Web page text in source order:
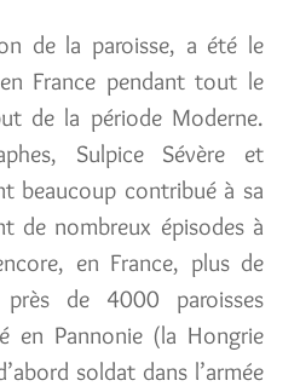
de la paroisse, a été le
France pendant tout le
de la période Moderne.
Sulpice Sévère et
beaucoup contribué à sa
de nombreux épisodes à
en France, plus de
de 4000 paroisses
en Pannonie (la Hongrie
soldat dans l’armée